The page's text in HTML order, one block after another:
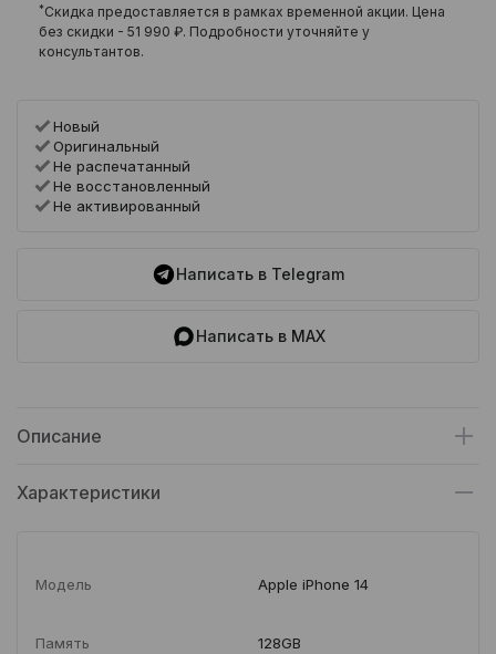
*Скидка предоставляется в рамках временной акции. Цена
без скидки - 51 990 ₽. Подробности уточняйте у
консультантов.
Новый
Оригинальный
Не распечатанный
Не восстановленный
Не активированный
Написать в Telegram
Написать в MAX
Описание
Характеристики
Модель Apple iPhone 14
Память 128GB